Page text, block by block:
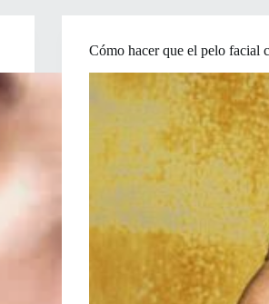
Cómo hacer que el pelo facial